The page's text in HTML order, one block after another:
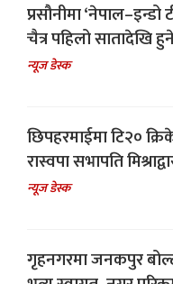
प्रसौनीमा
चैत्र पहिलो सातादेखि
न्यूज डेस्क
छिपहरमाईमा टि२०
रास्वपा सभापति
न्यूज डेस्क
गृहनगरमा जनकपुर